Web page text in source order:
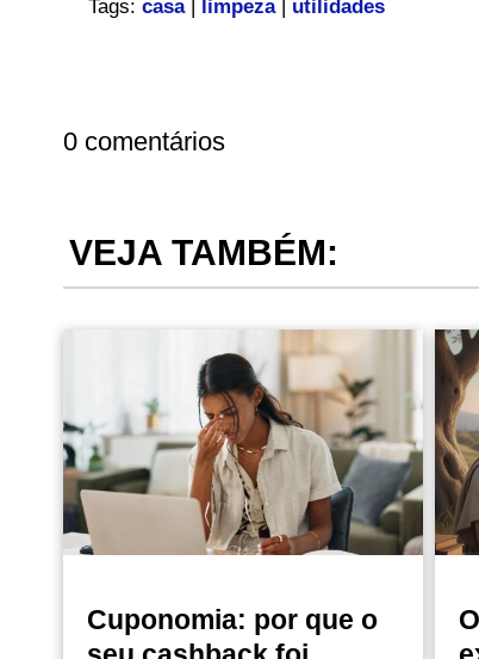
Tags: casa| limpeza| utilidades
0 comentários
VEJA TAMBÉM:
Cuponomia: por que o